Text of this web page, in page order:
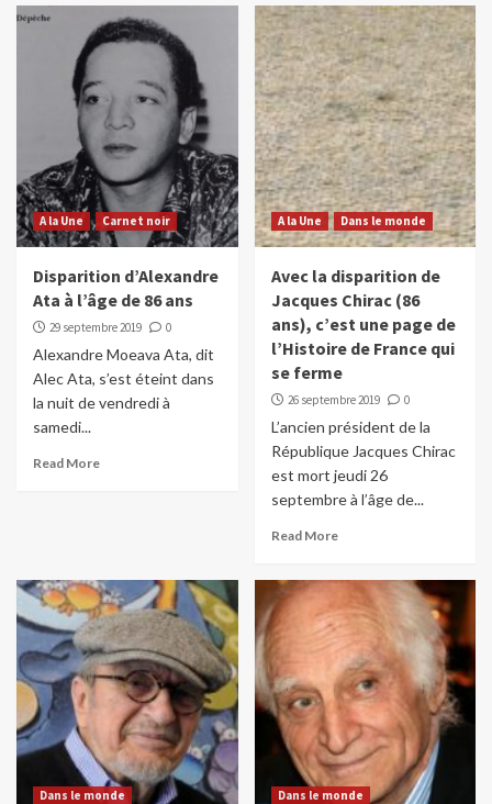
A la Une Carnet noir
Disparition d’Alexandre
Ata à l’âge de 86 ans
29 septembre 2019 0
Alexandre Moeava Ata, dit
Alec Ata, s’est éteint dans
la nuit de vendredi à
samedi...
Read More
A la Une Dans le monde
Avec la disparition de
Jacques Chirac (86
ans), c’est une page de
l’Histoire de France qui
se ferme
26 septembre 2019 0
L’ancien président de la
République Jacques Chirac
est mort jeudi 26
septembre à l’âge de...
Read More
Dans le monde Dans le monde